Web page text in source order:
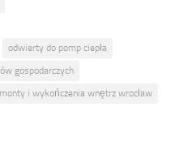
odwierty do pomp ciepła
gospodarczych
i wykończenia wnętrz wrocław